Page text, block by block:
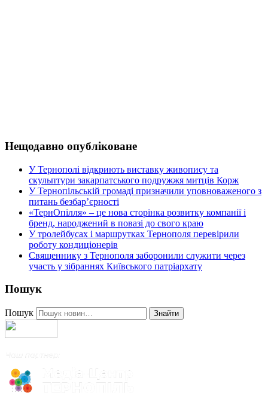
Нещодавно опубліковане
У Тернополі відкриють виставку живопису та
скульптури закарпатського подружжя митців Корж
У Тернопільській громаді призначили уповноваженого з
питань безбар’єрності
«ТернОпілля» – це нова сторінка розвитку компанії і
бренд, народжений в повазі до свого краю
У тролейбусах і маршрутках Тернополя перевірили
роботу кондиціонерів
Священнику з Тернополя заборонили служити через
участь у зібраннях Київського патріархату
Пошук
Пошук Знайти